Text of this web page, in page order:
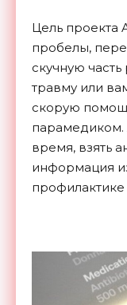
Цель проекта
пробелы,
скучную
травму или
скорую
время, взять
информация
профилактике